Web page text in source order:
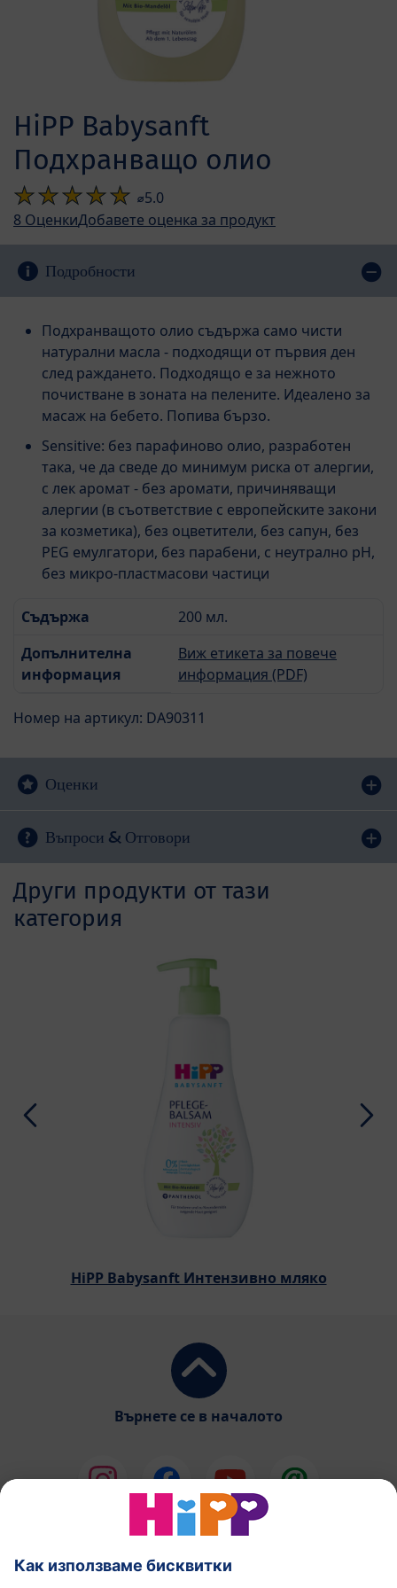
HiPP Babysanft
Подхранващо олио
⌀5.0
8 ОценкиДобавете оценка за продукт
Подробности
Подхранващото олио съдържа само чисти
натурални масла - подходящи от първия ден
след раждането. Подходящо е за нежното
почистване в зоната на пелените. Идеалено за
масаж на бебето. Попива бързо.
Sensitive: без парафиново олио, разработен
така, че да сведе до минимум риска от алергии,
с лек аромат - без аромати, причиняващи
алергии (в съответствие с европейските закони
за козметика), без оцветители, без сапун, без
PEG емулгатори, без парабени, с неутрално рН,
без микро-пластмасови частици
Съдържа
200 мл.
Допълнителна
информация
Виж етикета за повече
информация (PDF)
Номер на артикул: DA90311
Оценки
Въпроси & Отговори
Други продукти от тази
категория
HiPP Babysanft Интензивно мляко
Върнете се в началото